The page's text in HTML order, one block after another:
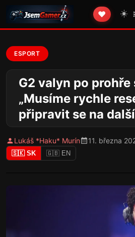
❤️ ☀️
ESPORT
G2 valyn po prohře
„Musíme rychle
připravit se na
Lukáš *Haku* Murín 11. března
🇸🇰 SK 🇬🇧 EN